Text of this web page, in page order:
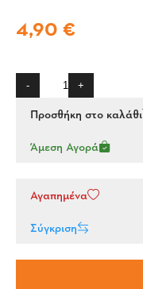
4,90 €
- +
Προσθήκη στο καλάθι
Άμεση Αγορά
Αγαπημένα
Σύγκριση